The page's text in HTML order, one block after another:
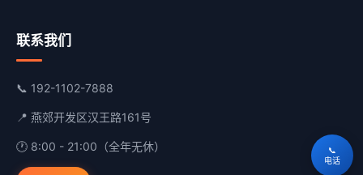
📞
电话
联系我们
📞 192-1102-7888
📍 燕郊开发区汉王路161号
🕐 8:00 - 21:00（全年无休）